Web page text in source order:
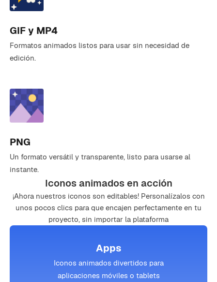
GIF y MP4
Formatos animados listos para usar sin necesidad de
edición.
PNG
Un formato versátil y transparente, listo para usarse al
instante.
Iconos animados en acción
¡Ahora nuestros iconos son editables! Personalízalos con
unos pocos clics para que encajen perfectamente en tu
proyecto, sin importar la plataforma
Apps
Iconos animados divertidos para
aplicaciones móviles o tablets